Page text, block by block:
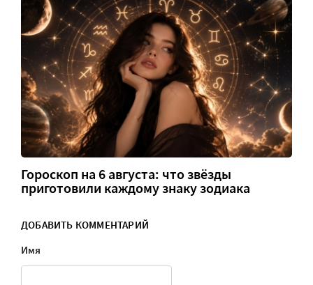
Гороскоп на 6 августа: что звёзды
приготовили каждому знаку зодиака
ДОБАВИТЬ КОММЕНТАРИЙ
Имя